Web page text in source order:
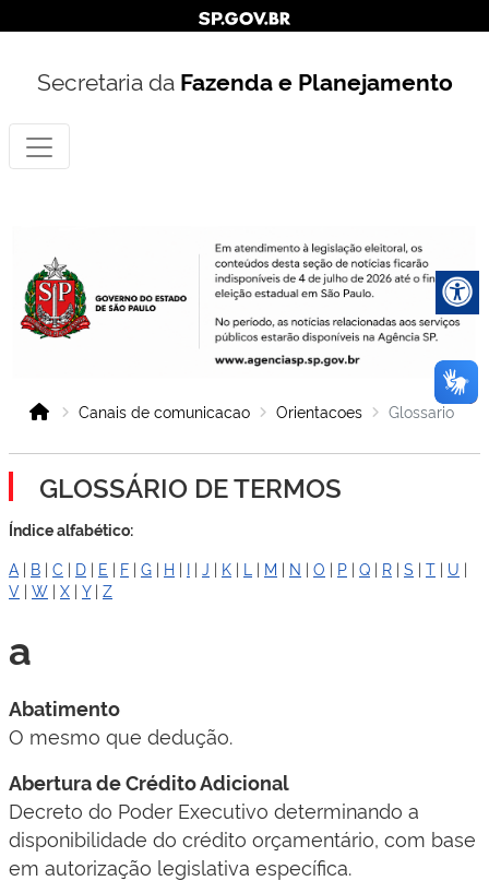
Secretaria da Fazenda e Planejamento
Canais de comunicacao Orientacoes Glossario
GLOSSÁRIO DE TERMOS
Índice alfabético:
A | B | C | D | E | F | G | H | I | J | K | L | M | N | O | P | Q | R | S | T | U |
V | W | X | Y| Z
a
Abatimento
​O mesmo que dedução.​​​
Abertura de Crédito Adicional
​Decreto do Poder Executivo determinando a
disponibilidade do crédito orçamentário, com base
em autorização legislativa específica.​​​​